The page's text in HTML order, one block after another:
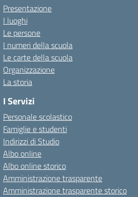
Presentazione
I luoghi
Le persone
I numeri della scuola
Le carte della scuola
Organizzazione
La storia
I Servizi
Personale scolastico
Famiglie e studenti
Indirizzi di Studio
Albo online
Albo online storico
Amministrazione trasparente
Amministrazione trasparente storico